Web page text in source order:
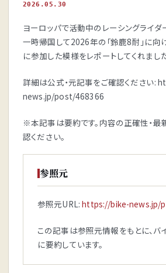
2026.05.30
ヨーロッパで活動中のレーシングライダ
一時帰国して2026年の「鈴鹿8耐」に向
に参加した模様をレポートしてくれました
詳細は公式・元記事をご確認ください:
news.jp/post/468366
※本記事は要約です。内容の正確性・最
認ください。
参照元
参照元URL:https://bike-news.jp/
この記事は参照元情報をもとに、バ
に要約しています。